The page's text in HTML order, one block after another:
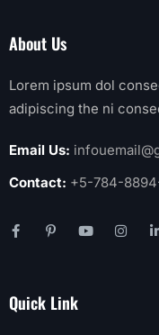
About Us
Lorem ipsum dol
adipiscing the ni
Email Us:
Contact: +5-784-
Quick Link